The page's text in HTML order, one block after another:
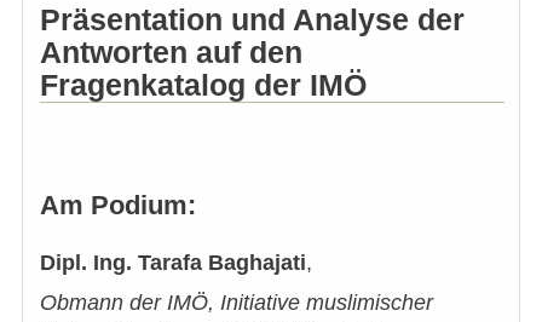
Präsentation und Analyse der
Antworten auf den
Fragenkatalog der IMÖ
Am Podium:
Dipl. Ing. Tarafa Baghajati,
Obmann der IMÖ, Initiative muslimischer